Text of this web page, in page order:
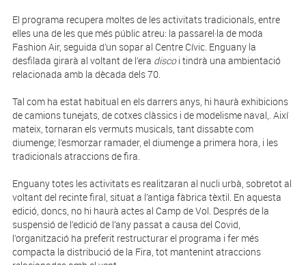
El programa recupera moltes de les activitats tradicionals, entre
elles una de les que més públic atreu: la passarel·la de moda
Fashion Air, seguida d’un sopar al Centre Cívic. Enguany la
desfilada girarà al voltant de l’era discoi tindrà una ambientació
relacionada amb la dècada dels 70.
Tal com ha estat habitual en els darrers anys, hi haurà exhibicions
de camions tunejats, de cotxes clàssics i de modelisme naval,. Així
mateix, tornaran els vermuts musicals, tant dissabte com
diumenge; l’esmorzar ramader, el diumenge a primera hora, i les
tradicionals atraccions de fira.
Enguany totes les activitats es realitzaran al nucli urbà, sobretot al
voltant del recinte firal, situat a l’antiga fàbrica tèxtil. En aquesta
edició, doncs, no hi haurà actes al Camp de Vol. Després de la
suspensió de l’edició de l’any passat a causa del Covid,
l’organització ha preferit restructurar el programa i fer més
compacta la distribució de la Fira, tot mantenint atraccions